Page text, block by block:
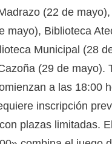
(22 de
mayo), Biblioteca
Municipal (28
(29 de mayo).
a las 18:00
inscripción
plazas limitadas.